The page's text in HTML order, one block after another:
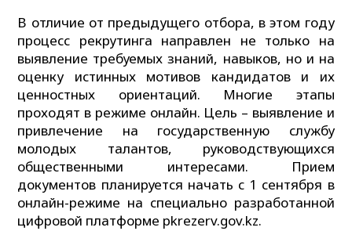
В отличие от предыдущего отбора, в этом году
процесс рекрутинга направлен не только на
выявление требуемых знаний, навыков, но и на
оценку истинных мотивов кандидатов и их
ценностных ориентаций. Многие этапы
проходят в режиме онлайн. Цель – выявление и
привлечение на государственную службу
молодых талантов, руководствующихся
общественными интересами. Прием
документов планируется начать с 1 сентября в
онлайн-режиме на специально разработанной
цифровой платформе pkrezerv.gov.kz.